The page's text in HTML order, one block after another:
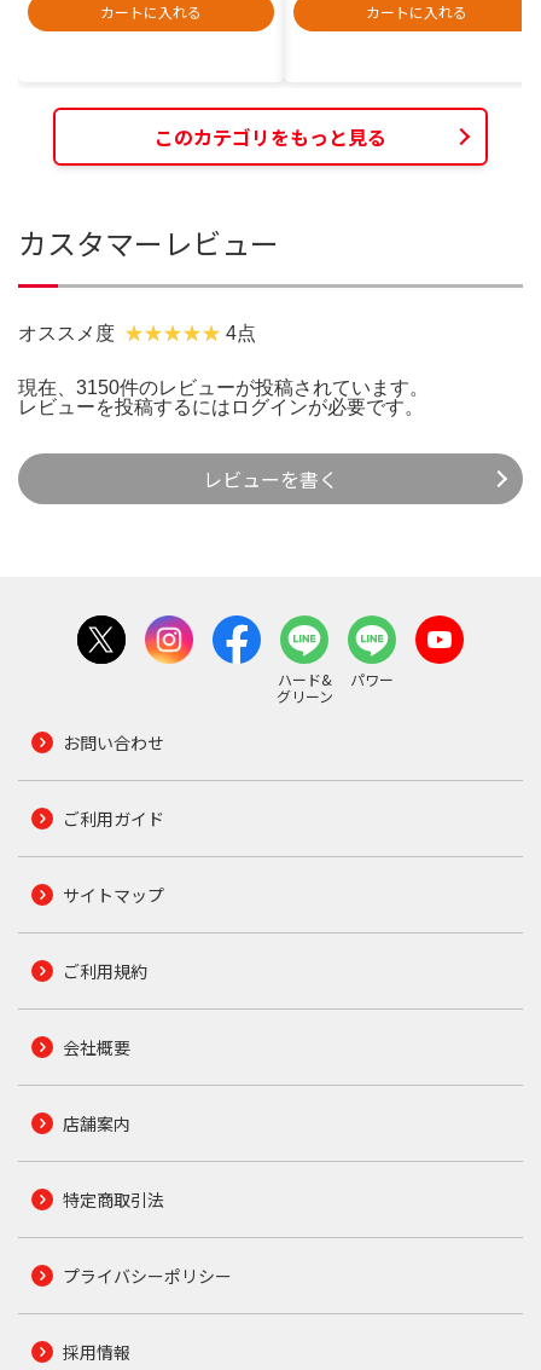
カートに入れる
カートに入れる
このカテゴリをもっと見る
カスタマーレビュー
オススメ度 4点
現在、3150件のレビューが投稿されています。
レビューを投稿するには ログインが必要です。
レビューを書く
ハード&
グリーン
パワー
お問い合わせ
ご利用ガイド
サイトマップ
ご利用規約
会社概要
店舗案内
特定商取引法
プライバシーポリシー
採用情報